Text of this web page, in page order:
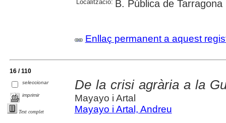
Localització: B. Pública de Tarragona
Enllaç permanent a aquest
16 / 110
seleccionar
imprimir
Text complet
De la crisi agrària a la
Mayayo i Artal
Mayayo i Artal, Andreu